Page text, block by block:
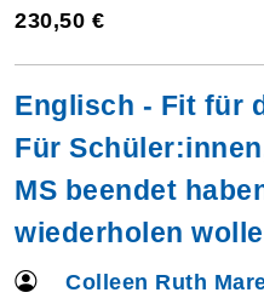
230,50 €
Englisch - Fit für
Für
MS beendet
wiederholen
Colleen Ruth